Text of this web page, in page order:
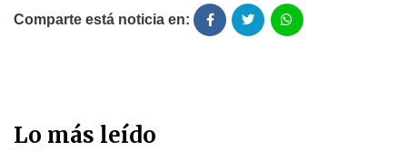
Comparte está noticia en:
Lo más leído